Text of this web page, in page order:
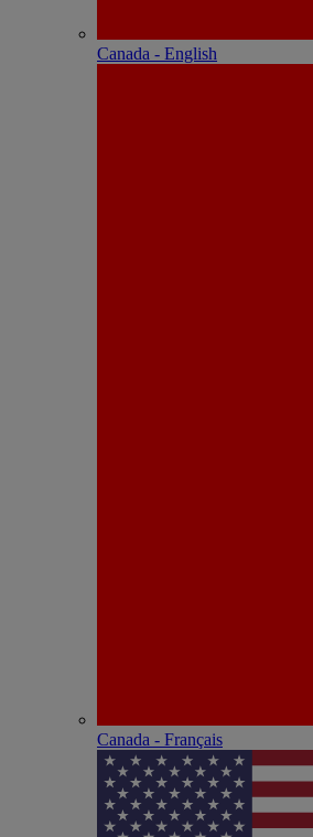
Canada - English
Canada - Français